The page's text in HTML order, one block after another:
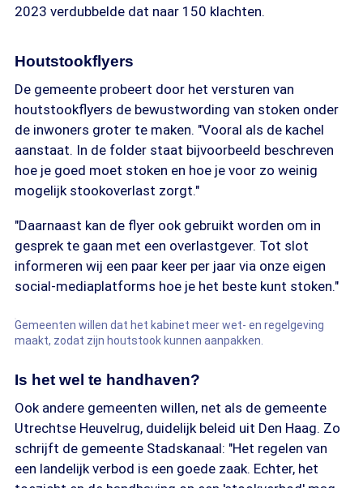
2023 verdubbelde dat naar 150 klachten.
Houtstookflyers
De gemeente probeert door het versturen van
houtstookflyers de bewustwording van stoken onder
de inwoners groter te maken. "Vooral als de kachel
aanstaat. In de folder staat bijvoorbeeld beschreven
hoe je goed moet stoken en hoe je voor zo weinig
mogelijk stookoverlast zorgt."
"Daarnaast kan de flyer ook gebruikt worden om in
gesprek te gaan met een overlastgever. Tot slot
informeren wij een paar keer per jaar via onze eigen
social-mediaplatforms hoe je het beste kunt stoken."
Gemeenten willen dat het kabinet meer wet- en regelgeving
maakt, zodat zijn houtstook kunnen aanpakken.
Is het wel te handhaven?
Ook andere gemeenten willen, net als de gemeente
Utrechtse Heuvelrug, duidelijk beleid uit Den Haag. Zo
schrijft de gemeente Stadskanaal: "Het regelen van
een landelijk verbod is een goede zaak. Echter, het